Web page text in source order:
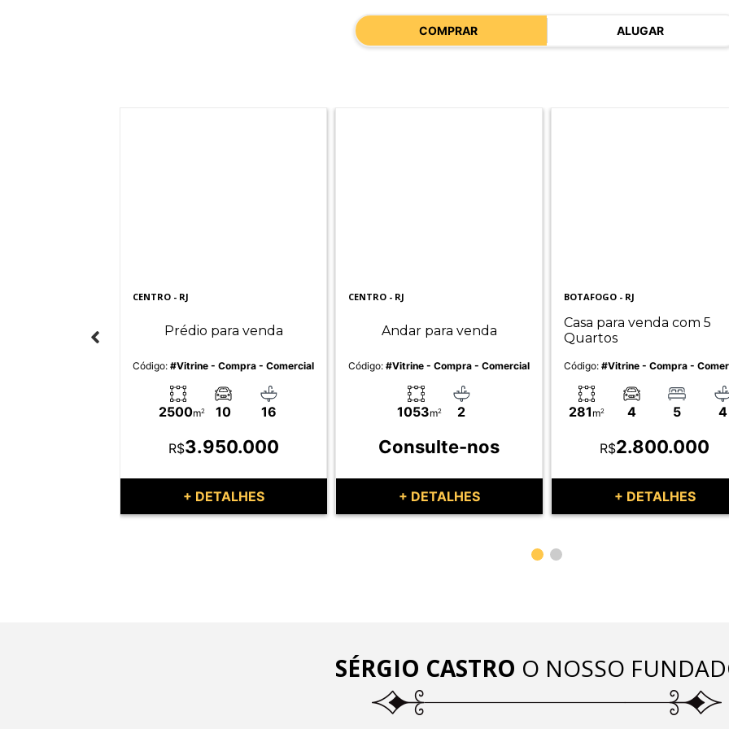
COMPRAR ALUGAR
CENTRO - RJ
Prédio para venda
Código: #Vitrine - Compra - Comercial
2500m2 10 16
R$3.950.000
+ DETALHES
CENTRO - RJ
Andar para venda
Código: #Vitrine - Compra - Comercial
1053m2 2
Consulte-nos
+ DETALHES
BOTAFOGO - RJ
Casa para venda com 5
Quartos
Código: #Vitrine - Compra -
281 m2 4 5 4
R$2.800.000
+ DETALHES
SÉRGIO CASTRO O NOSSO